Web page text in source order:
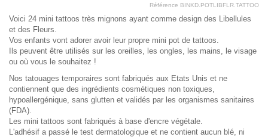
Référence BINKD.POTLIBFLR.TATTOO
Voici 24 mini tattoos très mignons ayant comme design des Libellules
et des Fleurs.
Vos enfants vont adorer avoir leur propre mini pot de tattoos.
Ils peuvent être utilisés sur les oreilles, les ongles, les mains, le visage
ou où vous le souhaitez !
Nos tatouages temporaires sont fabriqués aux Etats Unis et ne
contiennent que des ingrédients cosmétiques non toxiques,
hypoallergénique, sans glutten et validés par les organismes sanitaires
(FDA).
Les mini tattoos sont fabriqués à base d'encre végétale.
L'adhésif a passé le test dermatologique et ne contient aucun blé, ni